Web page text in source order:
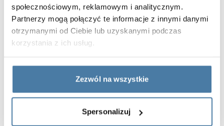
społecznościowym, reklamowym i analitycznym.
Partnerzy mogą połączyć te informacje z innymi danymi
otrzymanymi od Ciebie lub uzyskanymi podczas
korzystania z ich usług.
Zezwól na wszystkie
Spersonalizuj
Opcje dodatkowo płatne:
skośny daszek,
przegroda pionowa (odzież czysta/brudna),
ogranicznik otwarcia drzwi,
wyklejana, grawerowana,
maskownice boczne lub narożnikowe,
dowolny zamek wg wskazań klienta,
integracja szafki z elektronicznym systemem